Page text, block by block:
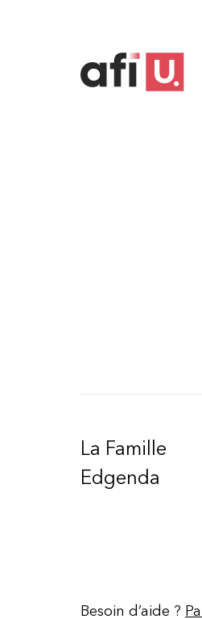
La Famille
Edgenda
Besoin d’aide ?